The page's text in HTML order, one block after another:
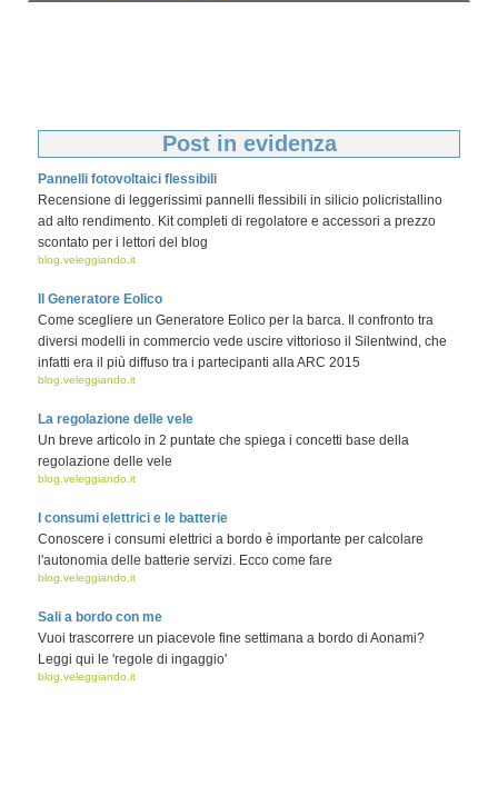
Post in evidenza
Pannelli fotovoltaici flessibili
Recensione di leggerissimi pannelli flessibili in silicio policristallino
ad alto rendimento. Kit completi di regolatore e accessori a prezzo
scontato per i lettori del blog
blog.veleggiando.it
Il Generatore Eolico
Come scegliere un Generatore Eolico per la barca. Il confronto tra
diversi modelli in commercio vede uscire vittorioso il Silentwind, che
infatti era il più diffuso tra i partecipanti alla ARC 2015
blog.veleggiando.it
La regolazione delle vele
Un breve articolo in 2 puntate che spiega i concetti base della
regolazione delle vele
blog.veleggiando.it
I consumi elettrici e le batterie
Conoscere i consumi elettrici a bordo è importante per calcolare
l'autonomia delle batterie servizi. Ecco come fare
blog.veleggiando.it
Sali a bordo con me
Vuoi trascorrere un piacevole fine settimana a bordo di Aonami?
Leggi qui le 'regole di ingaggio'
blog.veleggiando.it